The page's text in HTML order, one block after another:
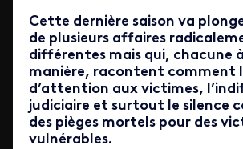
Cette dernière saison va
de plusieurs affaires
différentes mais qui, chacune
manière, racontent comment
d’attention aux victimes,
judiciaire et surtout le silence
des pièges mortels pour des
vulnérables.